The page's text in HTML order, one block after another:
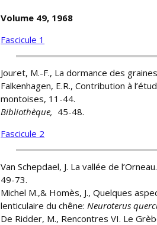
Volume 49, 1968
Fascicule 1
Jouret, M.-F., La dormance des
Falkenhagen, E.R., Contribution à
montoises, 11-44.
Bibliothèque, 45-48.
Fascicule 2
Van Schepdael, J. La vallée de
49-73.
Michel M.,& Homès, J., Quelques
lenticulaire du chêne:Neuroterus
De Ridder, M., Rencontres VI. Le